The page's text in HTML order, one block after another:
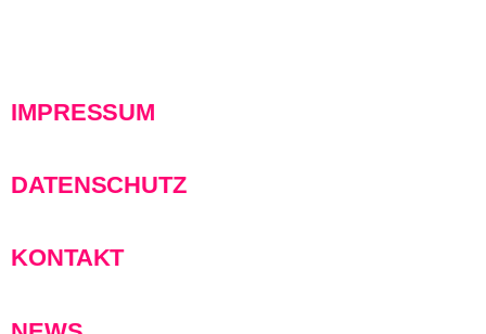
IMPRESSUM
DATENSCHUTZ
KONTAKT